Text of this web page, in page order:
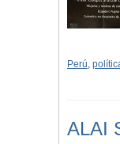
Perú,
ALAI